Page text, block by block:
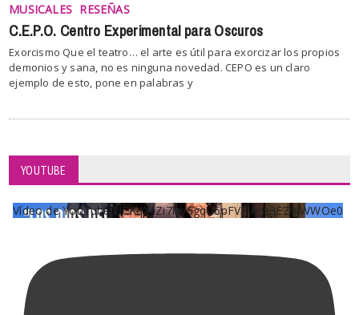
MUSICALES RESEÑAS
C.E.P.O. Centro Experimental para Oscuros
Exorcismo Que el teatro… el arte es útil para exorcizar los propios
demonios y sana, no es ninguna novedad. CEPO es un claro
ejemplo de esto, pone en palabras y
YOUTUBE
Vídeo de YouTube UCKqYjiZi7lzy6gqU6pFVFiA_A3EZ9JWWOe0